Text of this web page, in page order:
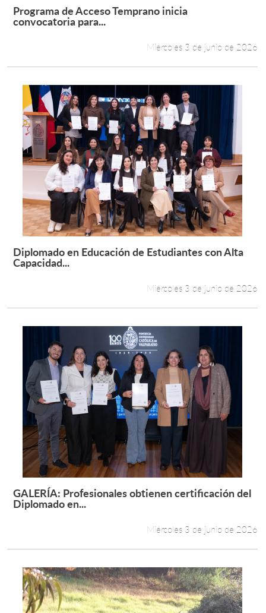
Leer más +
Programa de Acceso Temprano inicia
convocatoria para...
Miércoles 3 de junio de 2026
Leer más +
Diplomado en Educación de Estudiantes con Alta
Capacidad...
Miércoles 3 de junio de 2026
Leer más +
GALERÍA: Profesionales obtienen certificación del
Diplomado en...
Miércoles 3 de junio de 2026